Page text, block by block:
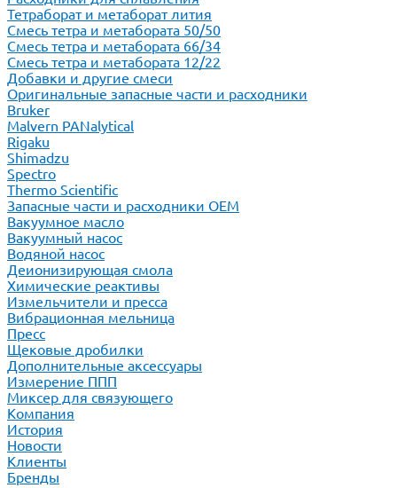
Тетраборат и метаборат лития
Смесь тетра и метабората 50/50
Смесь тетра и метабората 66/34
Смесь тетра и метабората 12/22
Добавки и другие смеси
Оригинальные запасные части и расходники
Bruker
Malvern PANalytical
Rigaku
Shimadzu
Spectro
Thermo Scientific
Запасные части и расходники ОЕМ
Вакуумное масло
Вакуумный насос
Водяной насос
Деионизирующая смола
Химические реактивы
Измельчители и пресса
Вибрационная мельница
Пресс
Щековые дробилки
Дополнительные аксессуары
Измерение ППП
Миксер для связующего
Компания
История
Новости
Клиенты
Бренды